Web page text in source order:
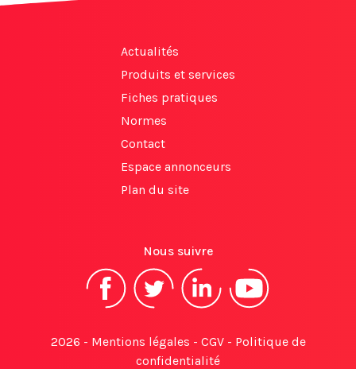
Actualités
Produits et services
Fiches pratiques
Normes
Contact
Espace annonceurs
Plan du site
Nous suivre
2026 - Mentions légales - CGV- Politique de
confidentialité